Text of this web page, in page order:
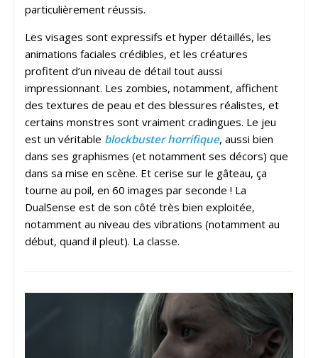
particulièrement réussis.
Les visages sont expressifs et hyper détaillés, les
animations faciales crédibles, et les créatures
profitent d’un niveau de détail tout aussi
impressionnant. Les zombies, notamment, affichent
des textures de peau et des blessures réalistes, et
certains monstres sont vraiment cradingues. Le jeu
est un véritable blockbuster horrifique, aussi bien
dans ses graphismes (et notamment ses décors) que
dans sa mise en scène. Et cerise sur le gâteau, ça
tourne au poil, en 60 images par seconde ! La
DualSense est de son côté très bien exploitée,
notamment au niveau des vibrations (notamment au
début, quand il pleut). La classe.